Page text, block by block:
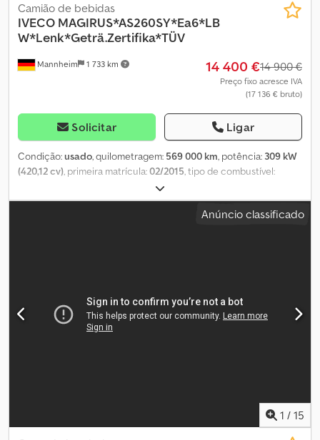
Mannheim 1 733 km
Camião de bebidas
IVECO MAGIRUS*AS260SY*Ea6*LB
W*Lenk*Geträ.Zertifika*TÜV
14 400 €14 900 €
Preço fixo acresce IVA
(17 136 € bruto)
Solicitar Ligar
Condição:usado, quilometragem: 569 000 km, potência: 309 kW
(420,12 cv), primeira matrícula:02/2015, tipo de combustível:
, configuração de eixo:
próxima inspeção (TÜV):07/2026, cor:branco, tipo de
, classe de emissão:Euro 6
Suporte com IA, encaminhamento para o contato responsável na
sua língua. * 3 eixos (6x2) * Active Space * Euro 6a * Travão motor
* Transmissão automática sem pedal de embraiagem *
Dodpfx Aaey E Drusfjkr * Faróis de nevoeiro * Protetor solar *
Caixa de arrumação * Depósito de 400 litros * 1 beliche * Número
Anúncio classificado
1 / 15